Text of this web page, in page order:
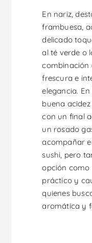
En nariz,
frambuesa,
delicado
al té verde o
combinación
frescura e
elegancia.
buena
con un final
un rosado
acompañar
sushi, pero
opción como
práctico y
quienes
aromática y